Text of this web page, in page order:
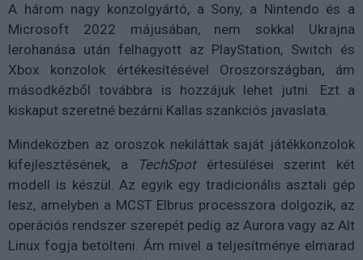
A három nagy konzolgyártó, a Sony, a Nintendo és a
Microsoft 2022 májusában, nem sokkal Ukrajna
lerohanása után felhagyott az PlayStation, Switch és
Xbox konzolok értékesítésével Oroszországban, ám
másodkézből továbbra is hozzájuk lehet jutni. Ezt a
kiskaput szeretné bezárni Kallas szankciós javaslata.
Mindeközben az oroszok nekiláttak saját játékkonzolok
kifejlesztésének, a
TechSpotértesülései szerint két
modell is készül. Az egyik egy tradicionális asztali gép
lesz, amelyben a MCST Elbrus processzora dolgozik, az
operációs rendszer szerepét pedig az Aurora vagy az Alt
Linux fogja betölteni. Ám mivel a teljesítménye elmarad